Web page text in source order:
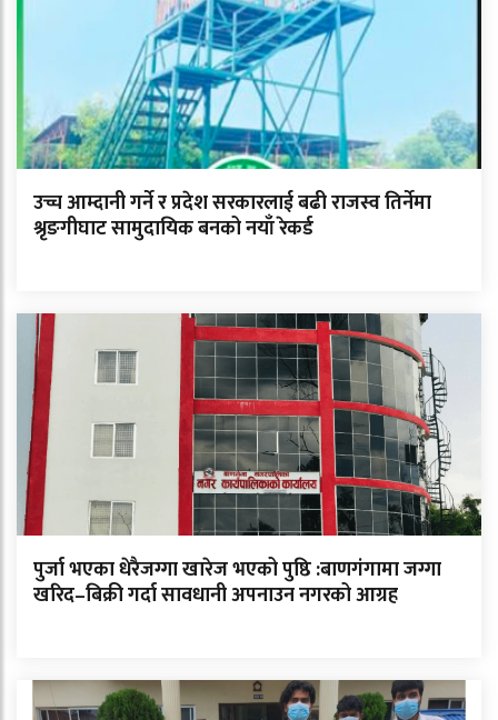
उच्च आम्दानी गर्ने र प्रदेश सरकारलाई बढी राजस्व तिर्नेमा
श्रृङगीघाट सामुदायिक बनको नयाँ रेकर्ड
पुर्जा भएका धेरैजग्गा खारेज भएको पुष्ठि :बाणगंगामा जग्गा
खरिद–बिक्री गर्दा सावधानी अपनाउन नगरको आग्रह